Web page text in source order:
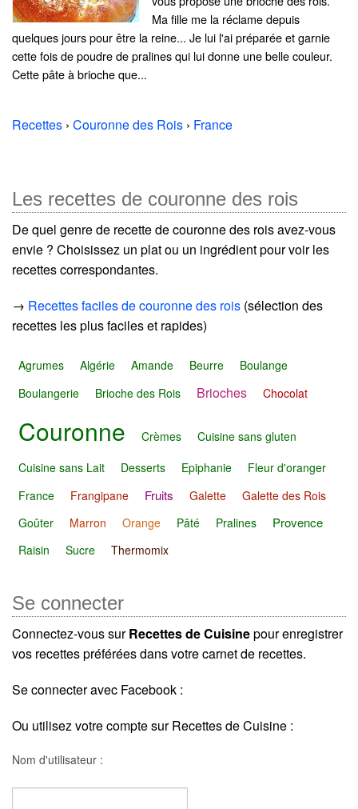
Ma fille me la réclame depuis
quelques jours pour être la reine... Je lui l'ai préparée et garnie
cette fois de poudre de pralines qui lui donne une belle couleur.
Cette pâte à brioche que...
Recettes › Couronne des Rois › France
Les recettes de couronne des rois
De quel genre de recette de couronne des rois avez-vous
envie ? Choisissez un plat ou un ingrédient pour voir les
recettes correspondantes.
→ Recettes faciles de couronne des rois (sélection des
recettes les plus faciles et rapides)
Agrumes Algérie Amande Beurre
Boulange
Boulangerie
Brioche des Rois Brioches Chocolat
Couronne Crèmes
Cuisine sans gluten
Cuisine sans Lait
Desserts Epiphanie
Fleur d'oranger
France
Frangipane Fruits Galette
Galette des Rois
Goûter
Marron Orange Pâté Pralines Provence
Raisin Sucre Thermomix
Se connecter
Connectez-vous surRecettes de Cuisinepour enregistrer
vos recettes préférées dans votre carnet de recettes.
Se connecter avec Facebook :
Ou utilisez votre compte sur Recettes de Cuisine :
Nom d'utilisateur :